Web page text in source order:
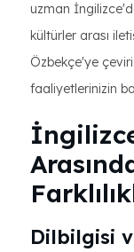
uzman
kültürler arası
Özbekçe'ye
faaliyetlerinizin
Dilbilgisi